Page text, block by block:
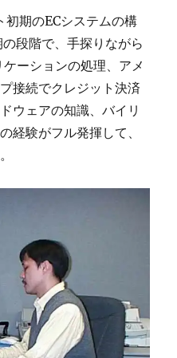
期のECシステムの構
段階で、手探りながら
ーションの処理、アメ
接続でクレジット決済
ウェアの知識、バイリ
経験がフル発揮して、